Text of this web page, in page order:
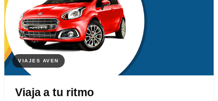
Viaja a tu ritmo